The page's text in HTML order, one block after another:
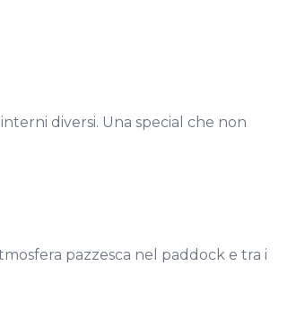
diversi. Una special che non
pazzesca nel paddock e tra i